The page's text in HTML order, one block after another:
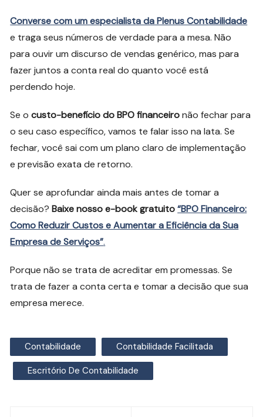
Converse com um especialista da Plenus Contabilidade
e traga seus números de verdade para a mesa. Não
para ouvir um discurso de vendas genérico, mas para
fazer juntos a conta real do quanto você está
perdendo hoje.
Se ocusto-benefício do BPO financeironão fechar para
o seu caso específico, vamos te falar isso na lata. Se
fechar, você sai com um plano claro de implementação
e previsão exata de retorno.
Quer se aprofundar ainda mais antes de tomar a
decisão?Baixe nosso e-book gratuito“BPO Financeiro:
Como Reduzir Custos e Aumentar a Eficiência da Sua
Empresa de Serviços”.
Porque não se trata de acreditar em promessas. Se
trata de fazer a conta certa e tomar a decisão que sua
empresa merece.
Contabilidade Contabilidade Facilitada
Escritório De Contabilidade